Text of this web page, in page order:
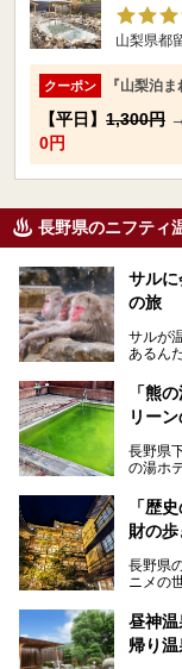
山梨県都
クーポン 『山梨泊
【平日】 1,300円 →
0円
長野県のニフティ
サル
の旅
サルが
あるん
この微
見られ
を間近
本記事
との関
ので、
て楽し
「熊
リー
長野県
の湯ホ
リピー
しみた
「歴
財の
長野県
ニメの
を隅々
滞在を
紹介し
昼神温
帰り